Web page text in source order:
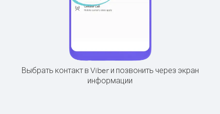
Выбрать контакт в Viber и позвонить через экран
информации